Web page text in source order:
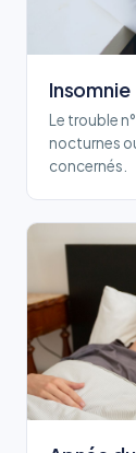
Insomnie
Le trouble
nocturnes
concernés.